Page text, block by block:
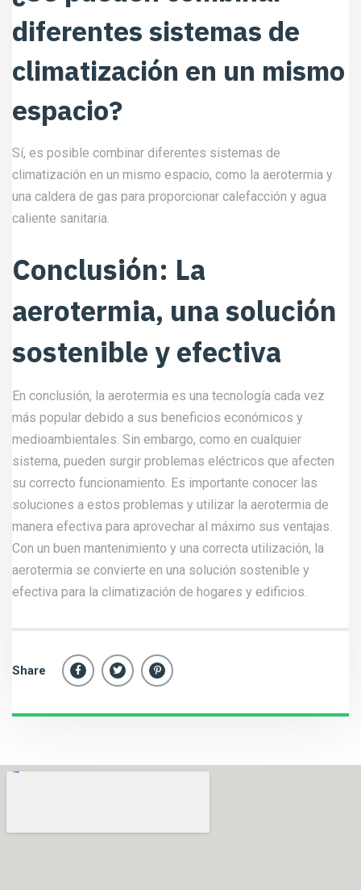
diferentes sistemas de
climatización en un mismo
espacio?
Sí, es posible combinar diferentes sistemas de
climatización en un mismo espacio, como la aerotermia y
una caldera de gas para proporcionar calefacción y agua
caliente sanitaria.
Conclusión: La
aerotermia, una solución
sostenible y efectiva
En conclusión, la aerotermia es una tecnología cada vez
más popular debido a sus beneficios económicos y
medioambientales. Sin embargo, como en cualquier
sistema, pueden surgir problemas eléctricos que afecten
su correcto funcionamiento. Es importante conocer las
soluciones a estos problemas y utilizar la aerotermia de
manera efectiva para aprovechar al máximo sus ventajas.
Con un buen mantenimiento y una correcta utilización, la
aerotermia se convierte en una solución sostenible y
efectiva para la climatización de hogares y edificios.
Share